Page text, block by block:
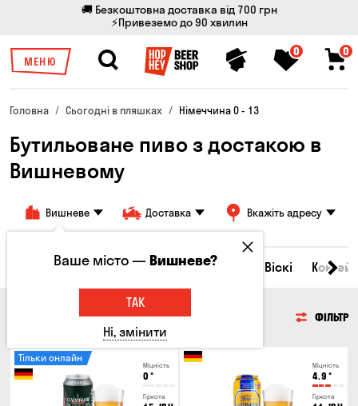
🚚 Безкоштовна доставка від 700 грн
⚡Привеземо до 90 хвилин
МЕНЮ
0 0
Головна Сьогодні в пляшках Німеччина 0 - 13
Бутильоване пиво з достакою в
Вишневому
Вишневе Доставка Вкажіть адресу
Всі товари Пиво Сидр Віскі
ФІЛЬТР
Міцність
0 °
Гіркота
Тільки онлайн
Міцність
4.9 °
Гіркота
Ваше місто —Вишневе?
ТАК
Ні, змінити